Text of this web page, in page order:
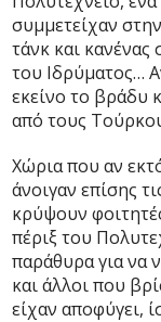
συμμετείχαν
τάνκ και
του Ιδρύματος…
εκείνο το βράδυ
από τους
Χώρια που αν
άνοιγαν επίσης
κρύψουν
πέριξ του
παράθυρα για να
και άλλοι που
είχαν αποφύγει,